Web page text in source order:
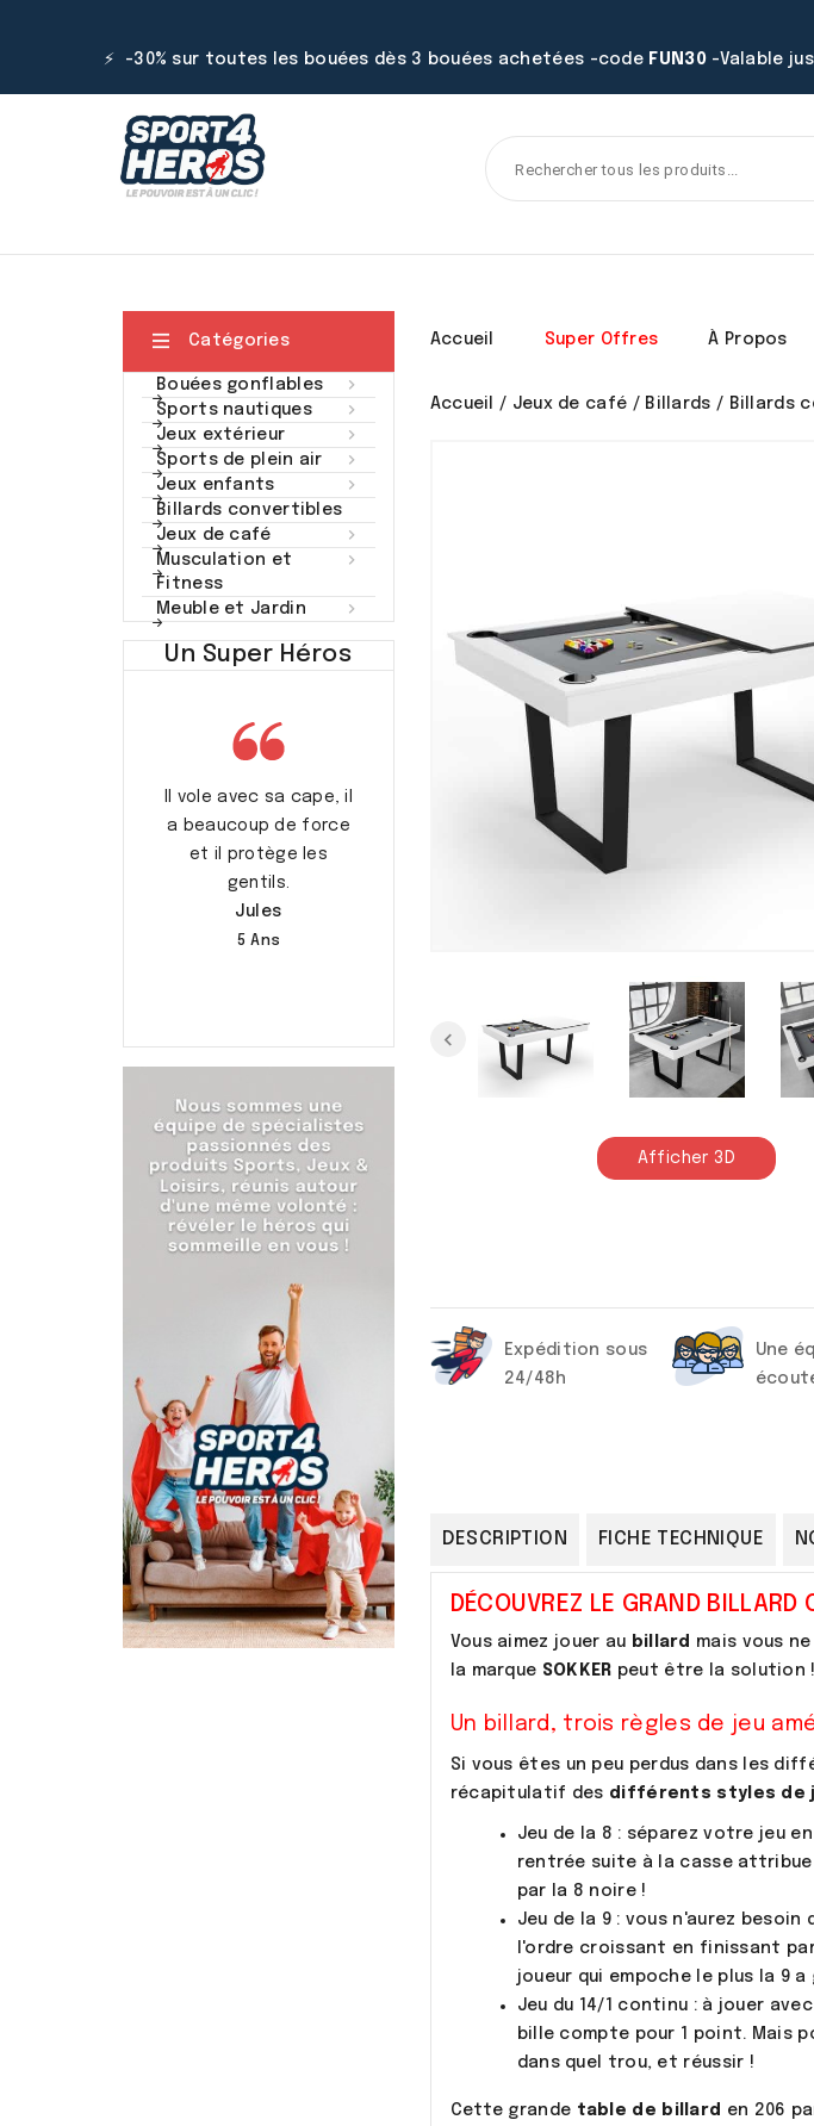
⚡ -30% sur toutes les bouées dès 3 bouées achetées -code FUN30-Valable
 Catégories

Bouées gonflables

Sports nautiques

Jeux extérieur

Sports de plein air

Jeux enfants
Billards convertibles

Jeux de café

Musculation et
Fitness

Meuble et Jardin
Un Super Héros
Il vole avec sa cape, il
a beaucoup de force
et il protège les
gentils.
Jules
5 Ans
C’est mon papa !
Il sait tout faire avec
ses supers pouvoirs.
Accueil Super Offres À Propos
Accueil Jeux de café Billards Billards
Afficher 3D
Expédition sous
24/48h
Une
DESCRIPTION FICHE TECHNIQUE
DÉCOUVREZ LE GRAND BILLARD
Vous aimez jouer au billard mais vous
la marque SOKKER peut être la solution !
Un billard, trois règles de jeu
Si vous êtes un peu perdus dans les
récapitulatif des différents styles de
Jeu de la 8 : séparez votre jeu
rentrée suite à la casse
par la 8 noire !
Jeu de la 9 : vous n'aurez
l'ordre croissant en finissant
joueur qui empoche le plus la 9 a
Jeu du 14/1 continu : à jouer
bille compte pour 1 point. Mais
dans quel trou, et réussir !
Cette grande table de billard en 206